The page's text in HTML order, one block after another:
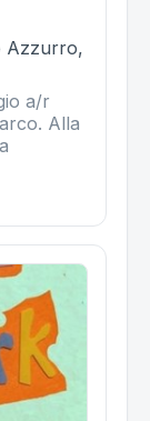
Azzurro,
a/r
Alla